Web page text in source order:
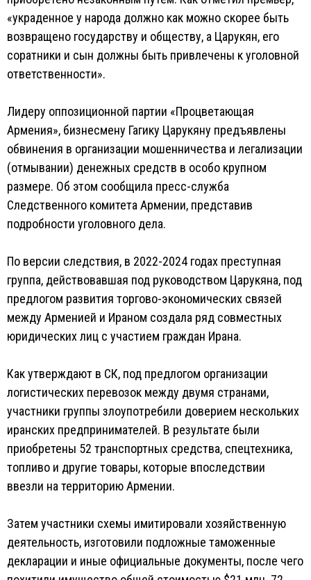
«украденное у народа должно как можно скорее быть
возвращено государству и обществу, а Царукян, его
соратники и сын должны быть привлечены к уголовной
ответственности».
Лидеру оппозиционной партии «Процветающая
Армения», бизнесмену Гагику Царукяну предъявлены
обвинения в организации мошенничества и легализации
(отмывании) денежных средств в особо крупном
размере. Об этом сообщила пресс-служба
Следственного комитета Армении, представив
подробности уголовного дела.
По версии следствия, в 2022-2024 годах преступная
группа, действовавшая под руководством Царукяна, под
предлогом развития торгово-экономических связей
между Арменией и Ираном создала ряд совместных
юридических лиц с участием граждан Ирана.
Как утверждают в СК, под предлогом организации
логистических перевозок между двумя странами,
участники группы злоупотребили доверием нескольких
иранских предпринимателей. В результате были
приобретены 52 транспортных средства, спецтехника,
топливо и другие товары, которые впоследствии
ввезли на территорию Армении.
Затем участники схемы имитировали хозяйственную
деятельность, изготовили подложные таможенные
декларации и иные официальные документы, после чего